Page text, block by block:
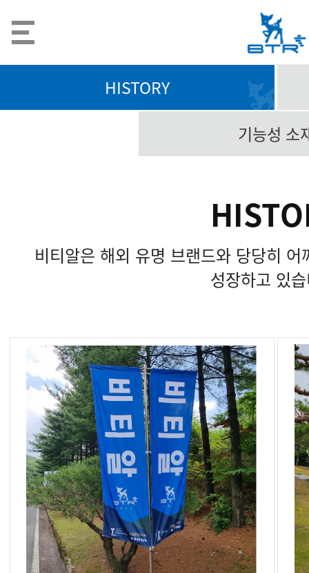
HISTORY
기능성 소
비티알은 해외 유명 브랜드와 당당히
성장하고 있